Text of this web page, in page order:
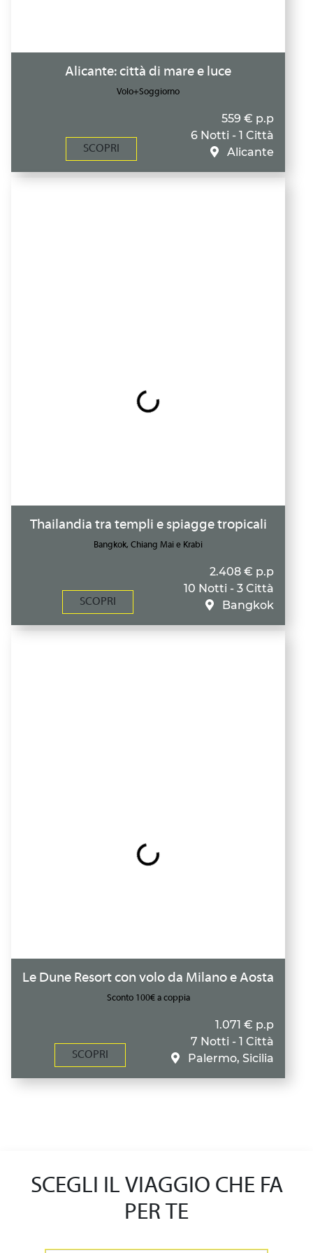
Alicante: città di mare e luce
Volo+Soggiorno
SCOPRI
559 € p.p
6 Notti - 1 Città
Alicante
Thailandia tra templi e spiagge tropicali
Bangkok, Chiang Mai e Krabi
SCOPRI
2.408 € p.p
10 Notti - 3 Città
Bangkok
Le Dune Resort con volo da Milano e Aosta
Sconto 100€ a coppia
SCOPRI
1.071 € p.p
7 Notti - 1 Città
Palermo, Sicilia
SCEGLI IL VIAGGIO CHE FA
PER TE